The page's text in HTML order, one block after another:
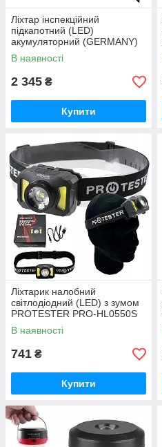
Ліхтар інспекційний
підкапотний (LED)
акумуляторний (GERMANY)
PROTESTER UL-3001
В наявності
2 345 ₴
Купити
Ліхтарик налобний
світлодіодний (LED) з зумом
PROTESTER PRO-HL0550S
В наявності
741 ₴
Купити